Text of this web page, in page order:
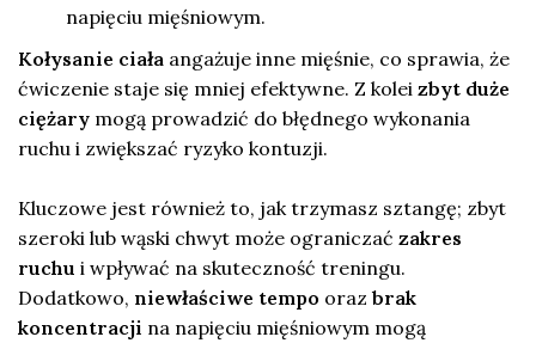
napięciu mięśniowym.
Kołysanie ciała angażuje inne mięśnie, co sprawia, że
ćwiczenie staje się mniej efektywne. Z kolei zbyt duże
ciężary mogą prowadzić do błędnego wykonania
ruchu i zwiększać ryzyko kontuzji.
Kluczowe jest również to, jak trzymasz sztangę; zbyt
szeroki lub wąski chwyt może ograniczać zakres
ruchu i wpływać na skuteczność treningu.
Dodatkowo, niewłaściwe tempo oraz brak
koncentracji na napięciu mięśniowym mogą